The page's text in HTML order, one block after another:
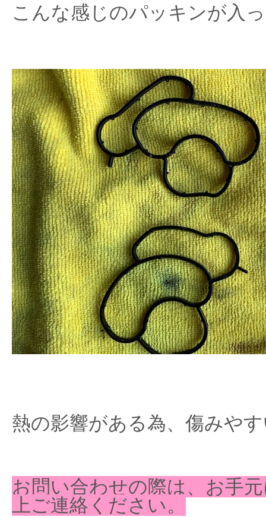
こんな感じのパッキンが入
熱の影響がある為、傷みや
お問い合わせの際は、お手
上ご連絡ください。